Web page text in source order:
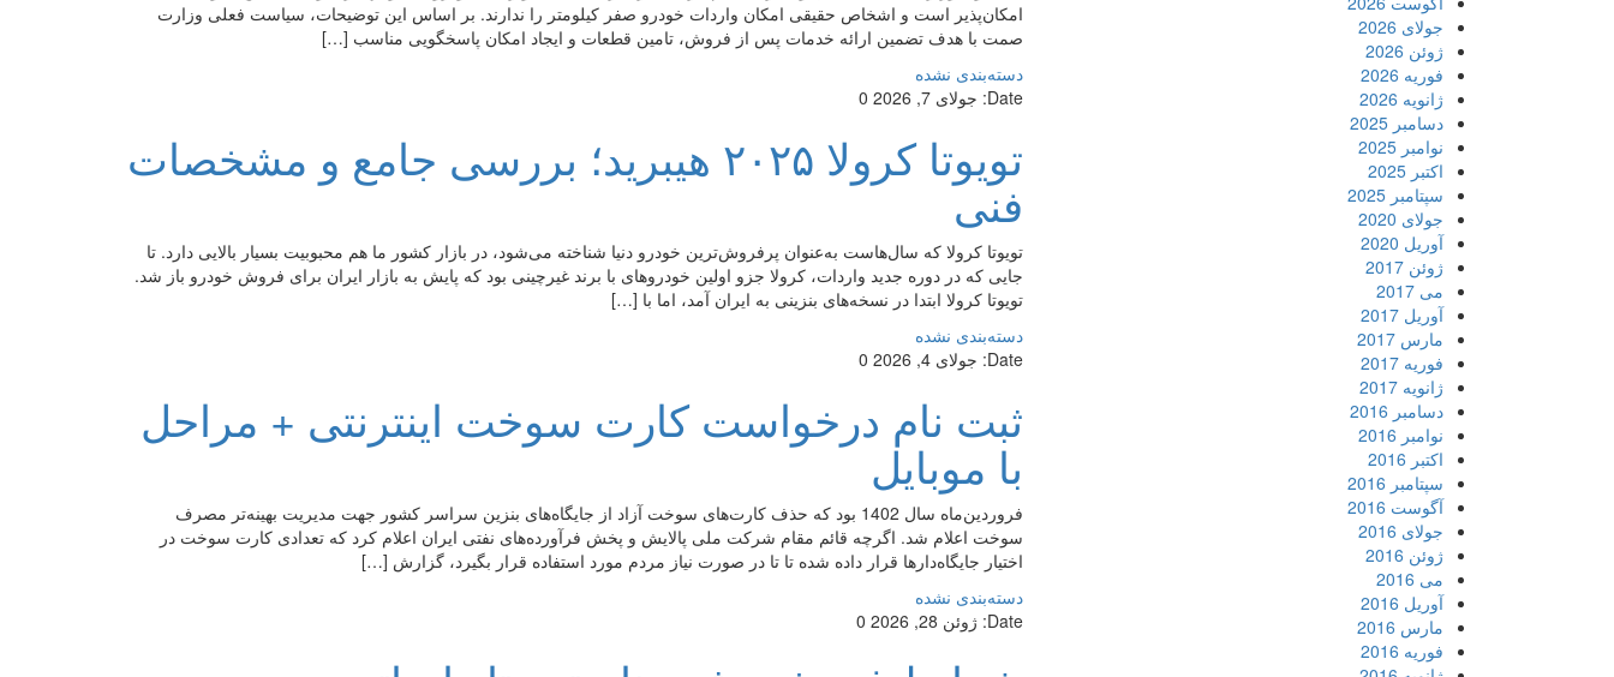
امکان‌پذیر است و اشخاص حقیقی امکان واردات خودرو صفر کیلومتر را ندارند. بر اساس این توضیحات، سیاست فعلی وزارت
صمت با هدف تضمین ارائه خدمات پس از فروش، تامین قطعات و ایجاد امکان پاسخگویی مناسب […]
دسته‌بندی نشده
Date: جولای 7, 2026 0
تویوتا کرولا ۲۰۲۵ هیبرید؛ بررسی جامع و مشخصات
فنی
تویوتا کرولا که سال‌هاست به‌عنوان پرفروش‌ترین خودرو دنیا شناخته می‌شود، در بازار کشور ما هم محبوبیت بسیار بالایی دارد. تا
جایی که در دوره جدید واردات، کرولا جزو اولین خودروهای با برند غیرچینی بود که پایش به بازار ایران برای فروش خودرو باز شد.
تویوتا کرولا ابتدا در نسخه‌های بنزینی به ایران آمد، اما با […]
دسته‌بندی نشده
Date: جولای 4, 2026 0
ثبت نام درخواست کارت سوخت اینترنتی + مراحل
با موبایل
فروردین‌ماه سال 1402 بود که حذف کارت‌های سوخت آزاد از جایگاه‌های بنزین سراسر کشور جهت مدیریت بهینه‌تر مصرف
سوخت اعلام شد. اگرچه قائم مقام شرکت ملی پالایش و پخش فرآورده‌های نفتی ایران اعلام کرد که تعدادی کارت سوخت در
اختیار جایگاه‌دارها قرار داده شده تا تا در صورت نیاز مردم مورد استفاده قرار بگیرد، گزارش […]
دسته‌بندی نشده
Date: ژوئن 28, 2026 0
جولای 2026
ژوئن 2026
فوریه 2026
ژانویه 2026
دسامبر 2025
نوامبر 2025
اکتبر 2025
سپتامبر 2025
جولای 2020
آوریل 2020
ژوئن 2017
می 2017
آوریل 2017
مارس 2017
فوریه 2017
ژانویه 2017
دسامبر 2016
نوامبر 2016
اکتبر 2016
سپتامبر 2016
آگوست 2016
جولای 2016
ژوئن 2016
می 2016
آوریل 2016
مارس 2016
فوریه 2016